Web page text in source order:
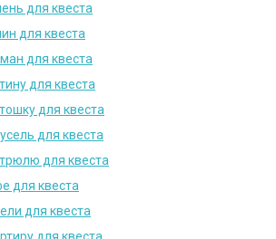
для квеста
для квеста
для квеста
для квеста
для квеста
для квеста
для квеста
для квеста
для квеста